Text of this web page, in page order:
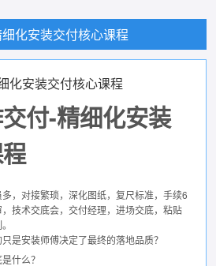
化安装交付核心课程
化安装交付核心课程
付-精细化安装
，对接繁琐，深化图纸，复尺标准，手续6
技术交底会，交付经理，进场交底，粘贴
是安装师傅决定了最终的落地品质？
什么？